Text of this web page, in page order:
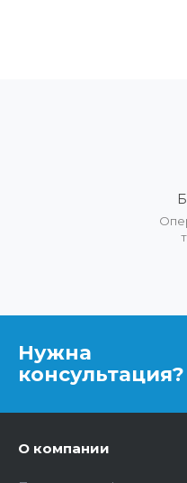
Нужна
консультация?
О компании